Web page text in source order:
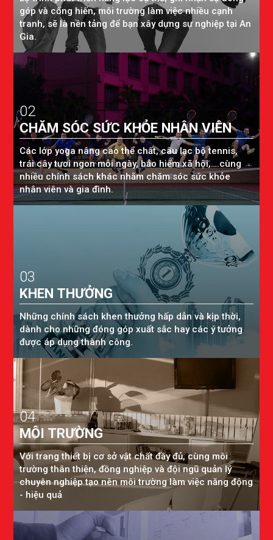
góp và cống hiến, môi trường làm việc nhiều cạnh
tranh, sẽ là nền tảng để bạn xây dựng sự nghiệp tại An
Gia.
02
CHĂM SÓC SỨC KHỎE NHÂN VIÊN
Các lớp yoga nâng cao thể chất, câu lạc bộ tennis,
trái cây tươi ngon mỗi ngày, bảo hiểm xã hội,….cùng
nhiều chính sách khác nhằm chăm sóc sức khỏe
nhân viên và gia đình.
03
KHEN THƯỞNG
Những chính sách khen thưởng hấp dẫn và kịp thời,
dành cho những đóng góp xuất sắc hay các ý tưởng
được áp dụng thành công.
04
MÔI TRƯỜNG
Với trang thiết bị cơ sở vật chất đầy đủ, cùng môi
trường thân thiện, đồng nghiệp và đội ngũ quản lý
chuyên nghiệp tạo nên môi trường làm việc năng động
- hiệu quả